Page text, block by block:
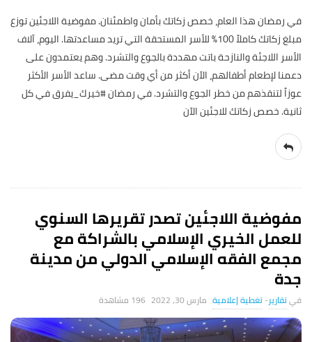
في رمضان هذا العام، خصص زكاتك بأمان واطمئنان. مفوضية اللاجئين توزع
مبلغ زكاتك كاملاً 100% للأسر المستحقة التي تريد مساعدتها. اليوم، آلاف
الأسر اللاجئة والنازحة باتت مهددة بالجوع والتشرد. وهم يعتمدون على
دعمنا لإطعام أطفالهم، الآن أكثر من أي وقت مضى. ساعد الأسر الأكثر
عوزاً لتنقذهم من خطر الجوع والتشرد. في رمضان #خيرك_يفرق في كل
ثانية. خصص زكاتك للاجئين الآن
مفوضية اللاجئين تصدر تقريرها السنوي
للعمل الخيري الإسلامي بالشراكة مع
مجمع الفقه الإسلامي الدولي من مدينة
جدة
تقارير-تغطية إعلامية مارس 30, 2022 196 ‎مشاهدة